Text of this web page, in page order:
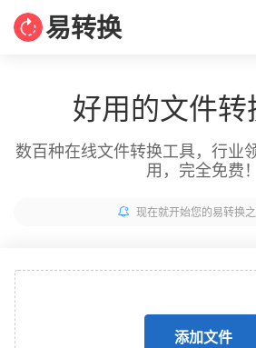
易转换
好用的文件转
数百种在线文件转换工具，行业
用，完全免费！
现在就开始您的易转换之
添加文件